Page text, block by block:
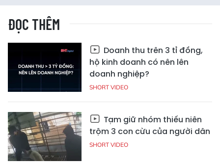
ĐỌC THÊM
Doanh thu trên 3 tỉ đồng,
hộ kinh doanh có nên lên
doanh nghiệp?
SHORT VIDEO
Tạm giữ nhóm thiếu niên
trộm 3 con cừu của người dân
SHORT VIDEO